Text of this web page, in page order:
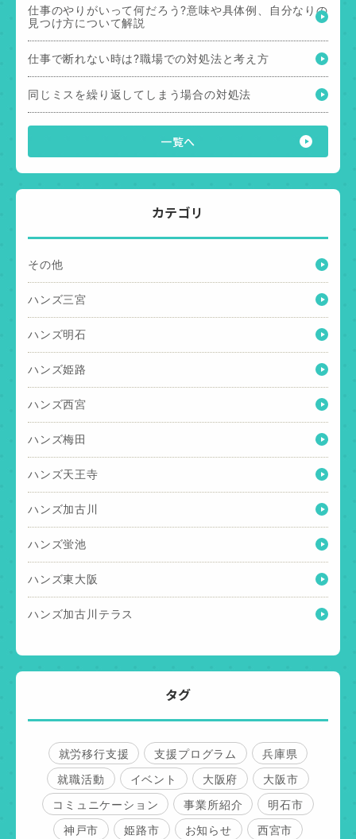
仕事のやりがいって何だろう?意味や具体例、自分なりの
見つけ方について解説
仕事で断れない時は?職場での対処法と考え方
同じミスを繰り返してしまう場合の対処法
一覧へ
カテゴリ
その他
ハンズ三宮
ハンズ明石
ハンズ姫路
ハンズ西宮
ハンズ梅田
ハンズ天王寺
ハンズ加古川
ハンズ蛍池
ハンズ東大阪
ハンズ加古川テラス
タグ
就労移行支援 支援プログラム
兵庫県
就職活動
イベント 大阪府
大阪市
コミュニケーション
事業所紹介
明石市
神戸市
姫路市 お知らせ
西宮市